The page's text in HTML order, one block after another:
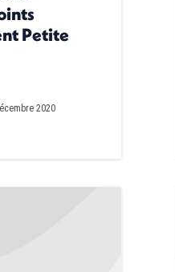
Petite
2020